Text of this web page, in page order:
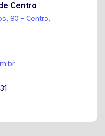
lateral Segurança
Sistema de
de estrutura robusta,
padrão
visita!
Centro
80 - Centro,